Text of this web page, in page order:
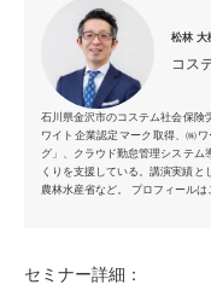
松林 大
コス
石川県金沢市のコステム社会保険
ワイト企業認定マーク取得、㈱
グ」、クラウド勤怠管理システム
くりを支援している。講演実績と
農林水産省など。 プロフィール
セミナー詳細：